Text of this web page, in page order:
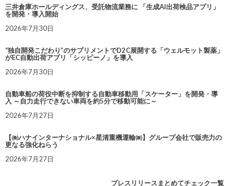
三井倉庫ホールディングス、受託物流業務に 「生成AI出荷検品アプリ」
を開発・導入開始
2026年7月30日
“独自開発こだわり”のサプリメントでD2C展開する「ウェルモット製薬」
がEC自動出荷アプリ「シッピーノ」を導入
2026年7月30日
自動車船の荷役中断を抑制する自動車移動用「スケーター」を開発・導
入 ～自力走行できない車両を約5分で移動可能に～
2026年7月27日
【㈱ハナインターナショナル×星清重機運輸㈱】グループ会社で販売力の
更なる強化ねらう
2026年7月27日
プレスリリースまとめてチェック一覧